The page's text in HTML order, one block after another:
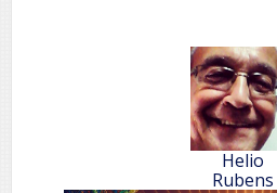
Helio
Rubens